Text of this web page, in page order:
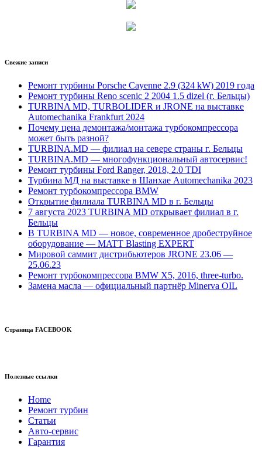
Свежие записи
Ремонт турбины Porsche Cayenne 2.9 (324 kW) 2019 года
Ремонт турбины Reno scenic 2 2004 1.5 dizel (г. Бельцы)
TURBINA MD, TURBOLIDER и JRONE на выставке
Automechanika Frankfurt 2024
Почему цена демонтажа/монтажа турбокомпрессора
может быть разной?
TURBINA.MD — филиал на севере страны г. Бельцы
TURBINA.MD — многофункциональный автосервис!
Ремонт турбины Ford Ranger, 2018, 2.0 TDI
Турбина МД на выставке в Шанхае Automechanika 2023
Ремонт турбокомпрессора BMW
Открытие филиала TURBINA MD в г. Бельцы
7 августа 2023 TURBINA MD открывает филиал в г.
Бельцы
В TURBINA MD — новое, современное дробеструйное
оборудование — MATT Blasting EXPERT
Мировой саммит дистрибьютеров JRONE 23.06 —
25.06.23
Ремонт турбокомпрессора BMW X5, 2016, three-turbo.
Замена масла — официальный партнёр Minerva OIL
Страница FACEBOOK
Полезные ссылки
Home
Ремонт турбин
Статьи
Авто-сервис
Гарантия